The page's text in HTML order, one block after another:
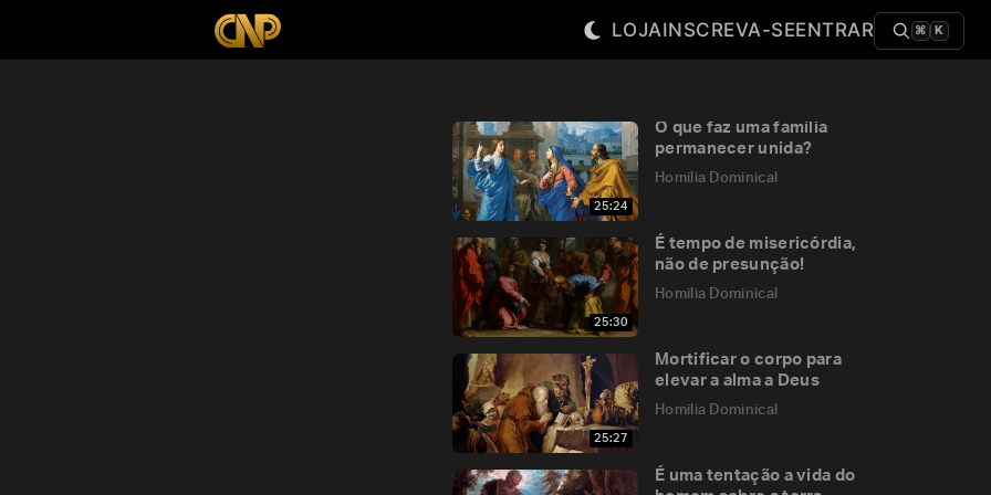
LOJAINSCREVA-SEENTRAR ⌘ K
25:24
O que faz uma família
permanecer unida?
Homilia Dominical
25:30
É tempo de misericórdia,
não de presunção!
Homilia Dominical
25:27
Mortificar o corpo para
elevar a alma a Deus
Homilia Dominical
É uma tentação a vida do